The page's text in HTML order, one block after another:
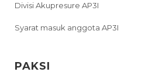
Divisi Akupresure AP3I
Syarat masuk anggota AP3I
PAKSI